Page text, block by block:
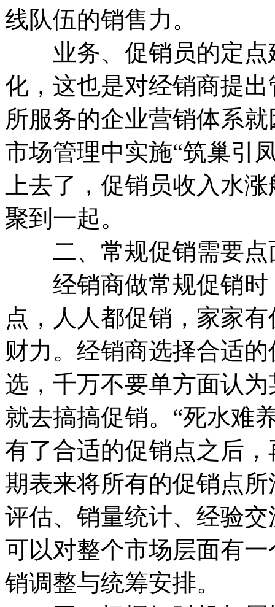
线队伍的销售力。
业务、促销员的定点
化，这也是对经销商提
所服务的企业营销体系
市场管理中实施“筑巢引
上去了，促销员收入水
聚到一起。
二、常规促销需要点
经销商做常规促销时
点，人人都促销，家家
财力。经销商选择合适
选，千万不要单方面认
就去搞搞促销。“死水难
有了合适的促销点之后
期表来将所有的促销点
评估、销量统计、经验
可以对整个市场层面有
销调整与统筹安排。